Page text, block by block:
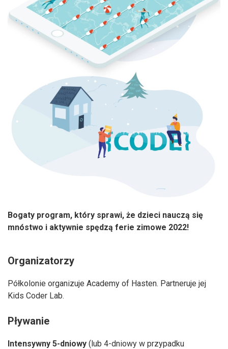
Bogaty program, który sprawi, że dzieci nauczą się
mnóstwo i aktywnie spędzą ferie zimowe 2022!
Organizatorzy
Półkolonie organizuje Academy of Hasten. Partneruje jej
Kids Coder Lab.
Pływanie
Intensywny 5-dniowy (lub 4-dniowy w przypadku